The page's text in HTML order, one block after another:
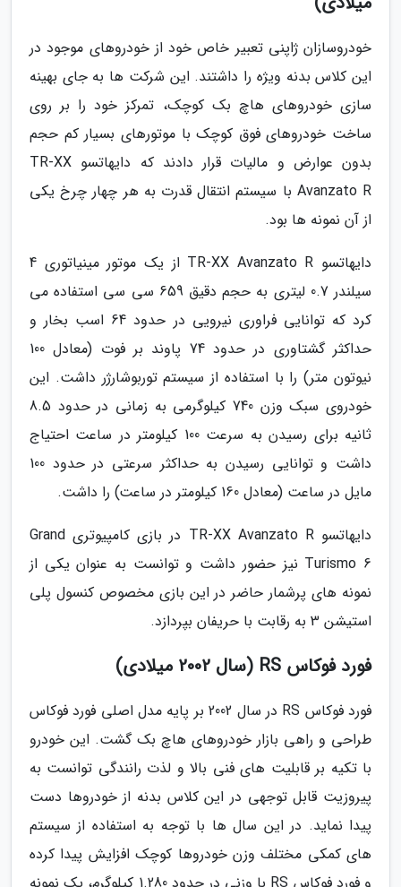
خودروسازان ژاپنی تعبیر خاص خود از خودروهای موجود در
این کلاس بدنه ویژه را داشتند. این شرکت ها به جای بهینه
سازی خودروهای هاچ بک کوچک، تمرکز خود را بر روی
ساخت خودروهای فوق کوچک با موتورهای بسیار کم حجم
بدون عوارض و مالیات قرار دادند که دایهاتسو TR-XX
Avanzato R با سیستم انتقال قدرت به هر چهار چرخ یکی
از آن نمونه ها بود.
دایهاتسو TR-XX Avanzato R از یک موتور مینیاتوری 4
سیلندر 0.7 لیتری به حجم دقیق 659 سی سی استفاده می
کرد که توانایی فراوری نیرویی در حدود 64 اسب بخار و
حداکثر گشتاوری در حدود 74 پاوند بر فوت (معادل 100
نیوتون متر) را با استفاده از سیستم توربوشارژر داشت. این
خودروی سبک وزن 740 کیلوگرمی به زمانی در حدود 8.5
ثانیه برای رسیدن به سرعت 100 کیلومتر در ساعت احتیاج
داشت و توانایی رسیدن به حداکثر سرعتی در حدود 100
مایل در ساعت (معادل 160 کیلومتر در ساعت) را داشت.
دایهاتسو TR-XX Avanzato R در بازی کامپیوتری Grand
Turismo 6 نیز حضور داشت و توانست به عنوان یکی از
نمونه های پرشمار حاضر در این بازی مخصوص کنسول پلی
استیشن 3 به رقابت با حریفان بپردازد.
فورد فوکاس RS (سال 2002 میلادی)
فورد فوکاس RS در سال 2002 بر پایه مدل اصلی فورد فوکاس
طراحی و راهی بازار خودروهای هاچ بک گشت. این خودرو
با تکیه بر قابلیت های فنی بالا و لذت رانندگی توانست به
پیروزیت قابل توجهی در این کلاس بدنه از خودروها دست
پیدا نماید. در این سال ها با توجه به استفاده از سیستم
های کمکی مختلف وزن خودروها کوچک افزایش پیدا کرده